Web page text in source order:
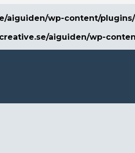
aiguiden/wp-content/
aiguiden/wp-